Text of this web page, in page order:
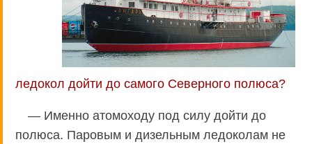
ледокол дойти до самого Северного полюса?
— Именно атомоходу под силу дойти до
полюса. Паровым и дизельным ледоколам не